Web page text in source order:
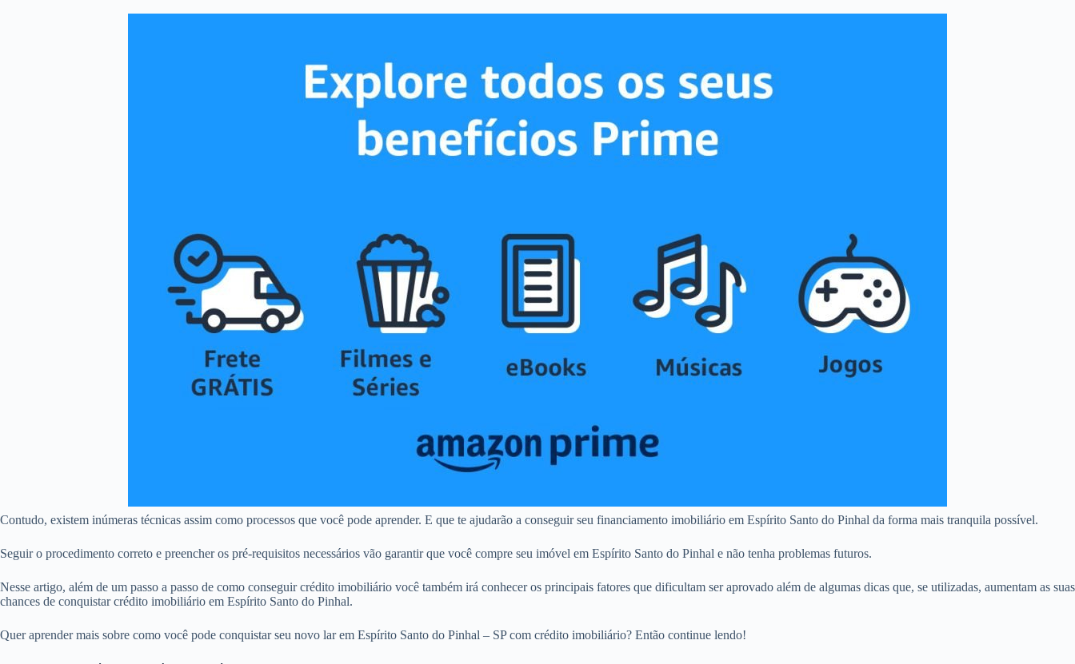
Contudo, existem inúmeras técnicas assim como processos que você pode aprender. E que te ajudarão a conseguir seu financiamento imobiliário em Espírito Santo do Pinhal da forma mais tranquila possível.
Seguir o procedimento correto e preencher os pré-requisitos necessários vão garantir que você compre seu imóvel em Espírito Santo do Pinhal e não tenha problemas futuros.
Nesse artigo, além de um passo a passo de como conseguir crédito imobiliário você também irá conhecer os principais fatores que dificultam ser aprovado além de algumas dicas que, se utilizadas, aumentam as suas
chances de conquistar crédito imobiliário em Espírito Santo do Pinhal.
Quer aprender mais sobre como você pode conquistar seu novo lar em Espírito Santo do Pinhal – SP com crédito imobiliário? Então continue lendo!